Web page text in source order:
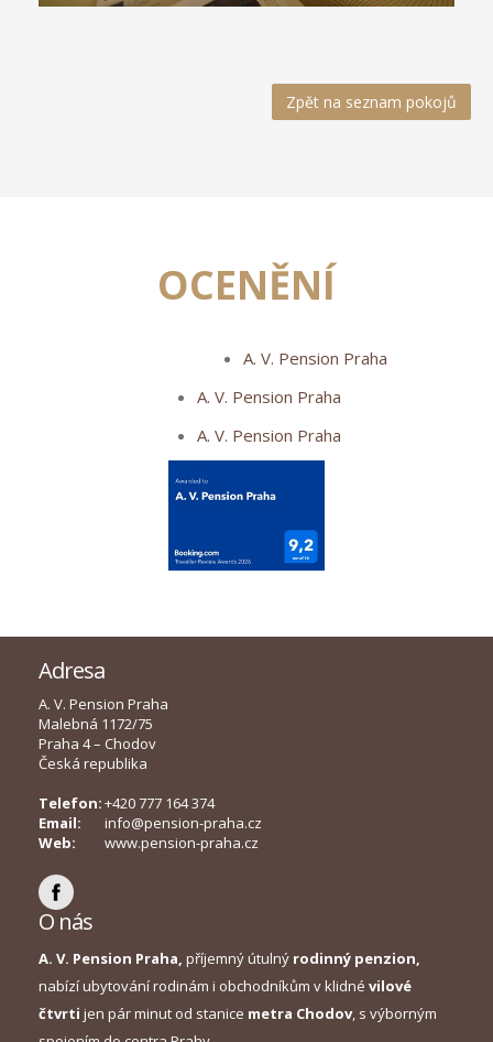
Zpět na seznam pokojů
OCENĚNÍ
A. V. Pension Praha
A. V. Pension Praha
A. V. Pension Praha
Adresa
A. V. Pension Praha
Malebná 1172/75
Praha 4 – Chodov
Česká republika
Telefon:+420 777 164 374
Email:
info@pension-praha.cz
Web:
www.pension-praha.cz
O nás
A. V. Pension Praha, příjemný útulný rodinný penzion,
nabízí ubytování rodinám i obchodníkům v klidné vilové
čtvrti jen pár minut od stanice metra Chodov, s výborným